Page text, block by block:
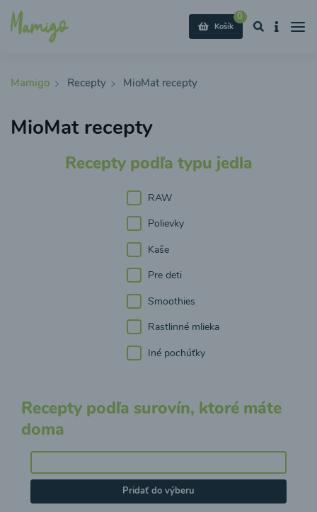
0
Košík
Mamigo Recepty MioMat recepty
MioMat recepty
Recepty podľa typu jedla
RAW
Polievky
Kaše
Pre deti
Smoothies
Rastlinné mlieka
Iné pochúťky
Recepty podľa surovín, ktoré máte
doma
Pridať do výberu